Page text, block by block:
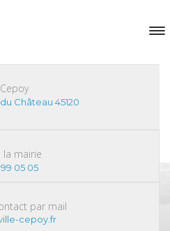
Château 45120
la mairie
05 05
par mail
cepoy.fr